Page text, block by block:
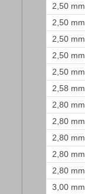
2,50 mm
2,50 mm
2,50 mm
2,50 mm
2,50 mm
2,58 mm
2,80 mm
2,80 mm
2,80 mm
2,80 mm
2,80 mm
3,00 mm